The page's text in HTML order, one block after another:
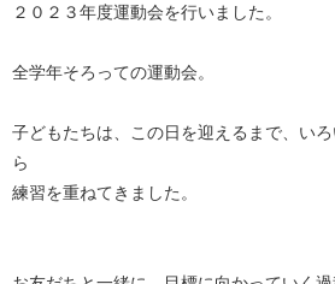
２０２３年度運動会を行いました。
全学年そろっての運動会。
子どもたちは、この日を迎えるまで、い
ら
練習を重ねてきました。